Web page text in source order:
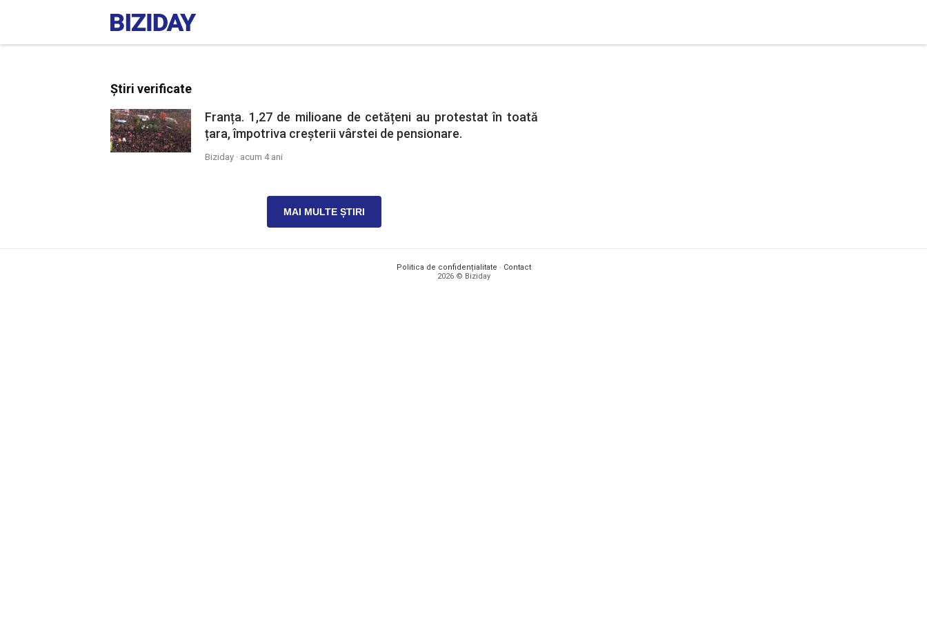
Știri verificate
Franța. 1,27 de milioane de cetățeni au protestat în toată
țara, împotriva creșterii vârstei de pensionare.
Biziday · acum 4 ani
MAI MULTE ȘTIRI
Politica de confidențialitate · Contact
2026 © Biziday